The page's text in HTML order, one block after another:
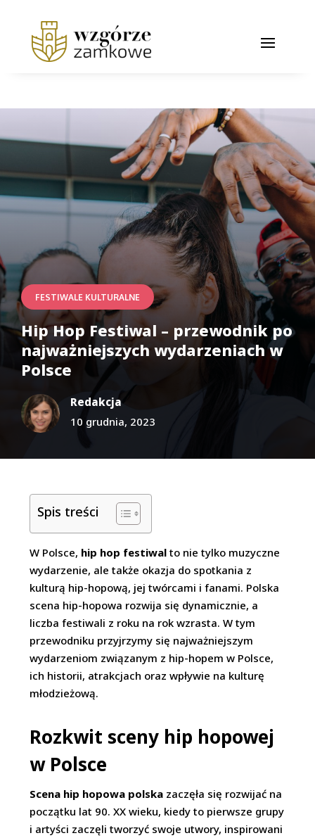
FESTIWALE KULTURALNE
Hip Hop Festiwal – przewodnik po
najważniejszych wydarzeniach w
Polsce
Redakcja
10 grudnia, 2023
Spis treści
W Polsce, hip hop festiwal to nie tylko muzyczne
wydarzenie, ale także okazja do spotkania z
kulturą hip-hopową, jej twórcami i fanami. Polska
scena hip-hopowa rozwija się dynamicznie, a
liczba festiwali z roku na rok wzrasta. W tym
przewodniku przyjrzymy się najważniejszym
wydarzeniom związanym z hip-hopem w Polsce,
ich historii, atrakcjach oraz wpływie na kulturę
młodzieżową.
Rozkwit sceny hip hopowej
w Polsce
Scena hip hopowa polska zaczęła się rozwijać na
początku lat 90. XX wieku, kiedy to pierwsze grupy
i artyści zaczęli tworzyć swoje utwory, inspirowani